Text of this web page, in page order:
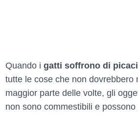
Quando i gatti soffrono di
tutte le cose che non dovrebbero
maggior parte delle volte, gli
non sono commestibili e